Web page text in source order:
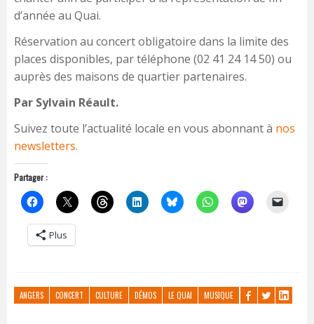
d’année au Quai.
Réservation au concert obligatoire dans la limite des
places disponibles, par téléphone (02 41 24 14 50) ou
auprès des maisons de quartier partenaires.
Par Sylvain Réault.
Suivez toute l’actualité locale en vous abonnant à nos
newsletters.
Partager :
Plus
ANGERS CONCERT CULTURE DÉMOS LE QUAI MUSIQUE